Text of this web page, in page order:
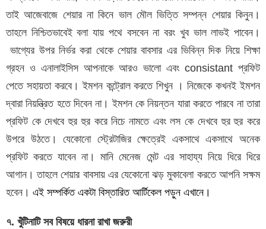
তাই আজেবাজে শেয়ার না কিনে ভাল মৌল ভিত্তি সম্পন্ন শেয়ার কিনুন।
তাহলে নিশ্চিতভাবেই বলা যায় পথে বসবেন না বরং খুব ভাল লাভই পাবেন।
ভাগ্যের উপর নির্ভর করা থেকে শেয়ার বাবসার এর ভিবিন্ন দিক নিয়ে শিক্ষা
গ্রহন ও এনালাইসিস আপনাকে আরও ভালো এবং consistant প্রফিট
পেতে সহায়তা করবে। ইমশন কন্ট্রোল করতে শিখুন । নিজেকে কখনই ইমশন
দ্বারা নিয়ন্ত্রিত হতে দিবেন না। ইমশন কে নিয়ন্তন যারা করতে পারবে না তারা
প্রফিট কে দেখবে হুর হুর করে নিচে নামতে এবং লস কে দেখবে হুর হুর করে
উপরে উঠতে। যেকোনো স্ট্রেটাজির ক্ষেত্রেই একসাথে একসাথে অনেক
প্রফিট করতে যাবেন না। মানি মেনেজ মেন্ট এর সাহায্য নিয়ে ধিরে ধিরে
আগান। তাহলে শেয়ার বাবসায় এর যেকোনো ঝড় মুকাবেলা করতে আপনি সক্ষম
হবেন। এই সম্পর্কিত একটা বিস্তারিত আর্টিকেল পড়ুন এখানে।
৭. খুঁটিনাটি সব বিষয়ে ধারনা রাখা জরুরী